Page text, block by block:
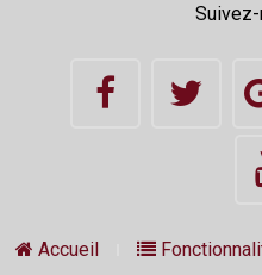
Suivez-
Accueil